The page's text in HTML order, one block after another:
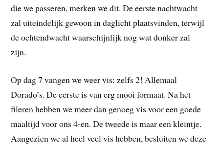
die we passeren, merken we dit. De eerste nachtwacht
zal uiteindelijk gewoon in daglicht plaatsvinden, terwijl
de ochtendwacht waarschijnlijk nog wat donker zal
zijn.
Op dag 7 vangen we weer vis: zelfs 2! Allemaal
Dorado’s. De eerste is van erg mooi formaat. Na het
fileren hebben we meer dan genoeg vis voor een goede
maaltijd voor ons 4-en. De tweede is maar een kleintje.
Aangezien we al heel veel vis hebben, besluiten we deze